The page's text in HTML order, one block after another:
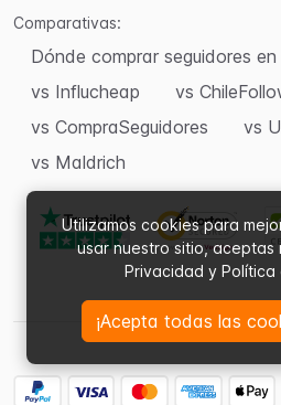
Utilizamos cookies para
usar nuestro sitio, aceptas
Privacidad y Política
¡Acepta todas las
Comparativas:
Dónde comprar seguidores en
vs Influcheap
vs
vs CompraSeguidores
vs
vs Maldrich